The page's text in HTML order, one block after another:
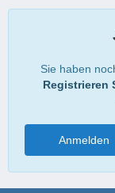
Sie haben
Registrieren
Anmelden